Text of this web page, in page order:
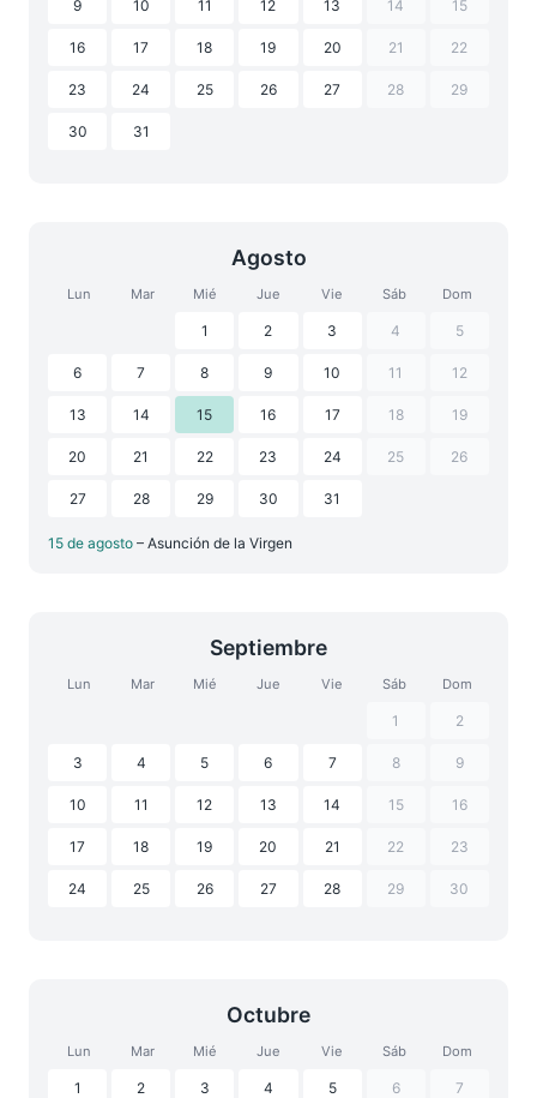
9 10 11 12 13 14 15
16 17 18 19 20 21 22
23 24 25 26 27 28 29
30 31
Agosto
Lun Mar Mié Jue Vie Sáb Dom
1 2 3 4 5
6 7 8 9 10 11 12
13 14 15 16 17 18 19
20 21 22 23 24 25 26
27 28 29 30 31
15 de agosto – Asunción de la Virgen
Septiembre
Lun Mar Mié Jue Vie Sáb Dom
1 2
3 4 5 6 7 8 9
10 11 12 13 14 15 16
17 18 19 20 21 22 23
24 25 26 27 28 29 30
Octubre
Lun Mar Mié Jue Vie Sáb Dom
1 2 3 4 5 6 7